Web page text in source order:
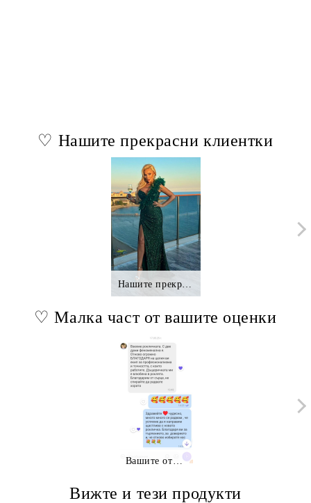
♡ Нашите прекрасни клиентки
♡ Малка част от вашите оценки
Вижте и тези продукти